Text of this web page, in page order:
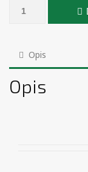
Jes-Extender
Opis
Opis